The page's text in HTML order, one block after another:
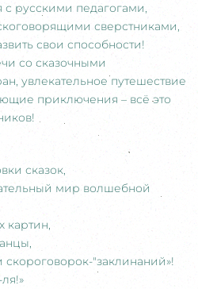
с русскими педагогами,
сверстниками,
свои способности!
со сказочными
увлекательное путешествие
приключения – всё это
сказок,
мир волшебной
картин,
скороговорок-"заклинаний»!